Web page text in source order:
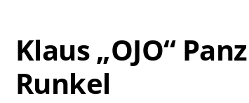
Klaus „OJO“
Runkel